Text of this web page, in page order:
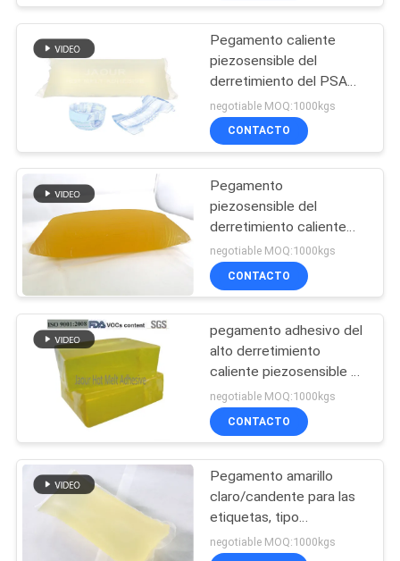
Pegamento de
goma del
derretimiento
caliente
Derretimiento
caliente PSA
Pegamento caliente
Pegamento caliente
piezosensible del
derretimiento del PSA
del caucho sintético para
las servilletas sanitarias
de las mujeres
negotiable MOQ:1000kgs
CONTACTO
Pegamento
piezosensible del
derretimiento caliente
que corta con tintas para
la etiqueta del papel de
Chromo
negotiable MOQ:1000kgs
CONTACTO
pegamento adhesivo del
alto derretimiento
caliente piezosensible de
la vinculación para las
cintas del papel de
aluminio
negotiable MOQ:1000kgs
CONTACTO
Pegamento amarillo
claro/candente para las
etiquetas, tipo
pegamento
negotiable MOQ:1000kgs